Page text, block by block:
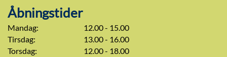
Åbningstider
Mandag:
12.00 - 15.00
Tirsdag:
13.00 - 16.00
Torsdag:
12.00 - 18.00